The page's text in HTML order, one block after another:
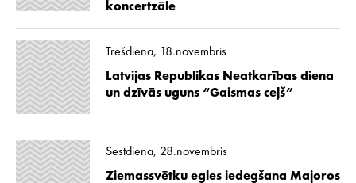
koncertzāle
Trešdiena, 18.novembris
Latvijas Republikas Neatkarības diena
un dzīvās uguns “Gaismas ceļš”
Sestdiena, 28.novembris
Ziemassvētku egles iedegšana Majoros